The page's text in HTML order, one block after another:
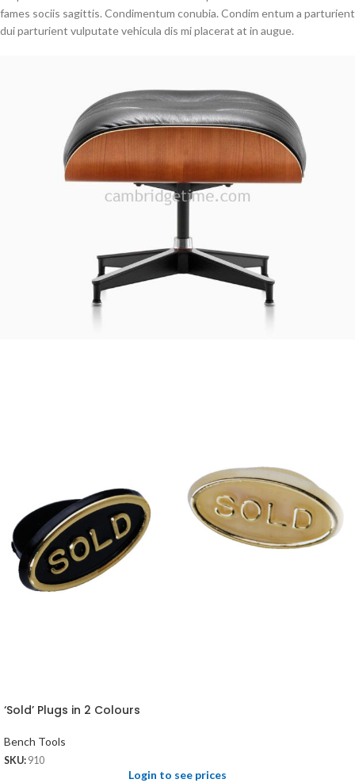
fames sociis sagittis. Condimentum conubia. Condim entum a parturient
dui parturient vulputate vehicula dis mi placerat at in augue.
‘Sold’ Plugs in 2 Colours
Bench Tools
SKU: 910
Login to see prices